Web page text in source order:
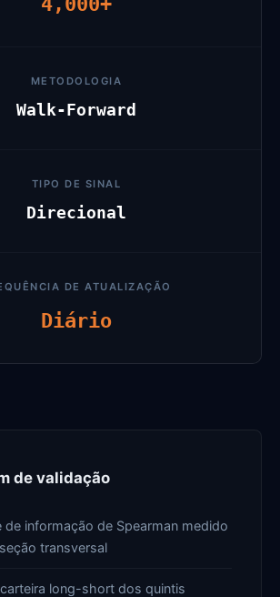
METODOLOGIA
Walk-Forward
TIPO DE SINAL
Direcional
DE ATUALIZAÇÃO
Diário
de validação
de informação de Spearman medido
transversal
long-short dos quintis